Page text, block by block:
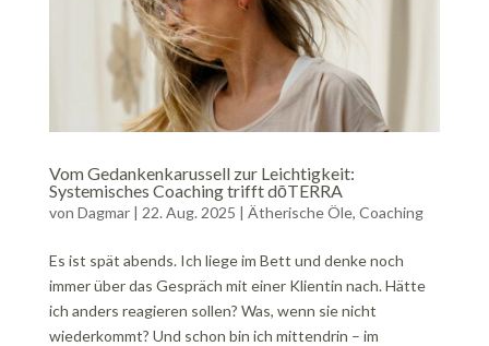
Vom Gedankenkarussell zur Leichtigkeit:
Systemisches Coaching trifft dōTERRA
von Dagmar| 22. Aug. 2025 | Ätherische Öle, Coaching
Es ist spät abends. Ich liege im Bett und denke noch
immer über das Gespräch mit einer Klientin nach. Hätte
ich anders reagieren sollen? Was, wenn sie nicht
wiederkommt? Und schon bin ich mittendrin – im